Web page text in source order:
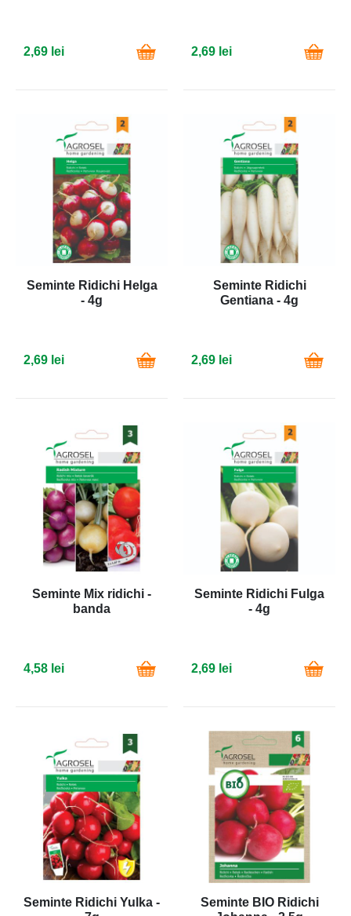
2,69 lei 2,69 lei
Seminte Ridichi Helga
- 4g
2,69 lei
Seminte Ridichi
Gentiana - 4g
2,69 lei
Seminte Mix ridichi -
banda
4,58 lei
Seminte Ridichi Fulga
- 4g
2,69 lei
Seminte Ridichi Yulka -
Seminte BIO Ridichi